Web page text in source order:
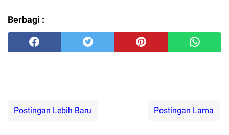
Berbagi :
Postingan Lebih Baru Postingan Lama